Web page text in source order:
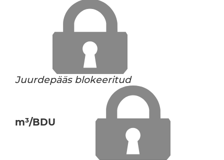
Juurdepääs blokeeritud
m³/BDU